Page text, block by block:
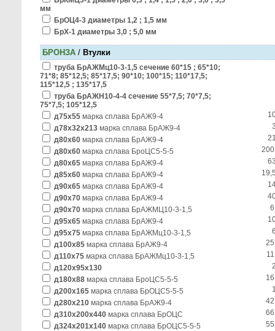
мм
БрОЦ4-3 диаметры 1,2 ; 1,5 мм
БрХ-1 диаметры 3,0 ; 5,0 мм
БРОНЗА / Втулки
труба БрАЖМц10-3-1,5 сечение 60*15 ; 65*10;
71*8; 85*12,5; 85*17,5; 90*10; 100*15; 110*17,5;
115*12,5 ; 135*17,5
труба БрАЖН10-4-4 сечение 55*7,5; 70*7,5;
75*7,5; 105*12,5
д75х55 марка сплава БрАЖ9-4
д78х32х213 марка сплава БрАЖ9-4
д80х60 марка сплава БрАЖ9-4
д80х60 марка сплава БроЦС5-5-5
д80х65 марка сплава БрАЖ9-4
д85х60 марка сплава БрАЖ9-4
д90х65 марка сплава БрАЖ9-4
д90х70 марка сплава БрАЖ9-4
д90х70 марка сплава БрАЖМЦ10-3-1,5
д95х65 марка сплава БрАЖ9-4
д95х75 марка сплава БрАЖМц10-3-1,5
д100х85 марка сплава БрАЖ9-4
д110х75 марка сплава БрАЖМц10-3-1,5
д120х95х130
д180х88 марка сплава БроЦС5-5-5
д200х165 марка сплава БрОЦС5-5-5
д280х210 марка сплава БрАЖ9-4
д310х200х440 марка сплава БрОЦС
д324х201х140 марка сплава БрОЦС5-5-5